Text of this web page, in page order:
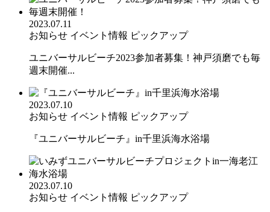
2023.07.11
お知らせ イベント情報 ピックアップ
ユニバーサルビーチ2023参加者募集！神戸須磨でも毎
週末開催...
2023.07.10
お知らせ イベント情報 ピックアップ
『ユニバーサルビーチ』in千里浜海水浴場
2023.07.10
お知らせ イベント情報 ピックアップ